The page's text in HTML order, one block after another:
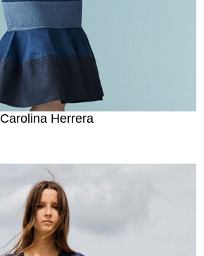
Carolina Herrera